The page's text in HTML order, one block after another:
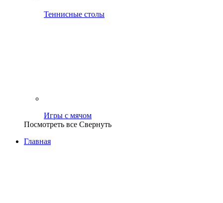
Теннисные столы
Игры с мячом
Посмотреть все Свернуть
Главная